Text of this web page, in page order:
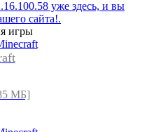
уже здесь, и вы
сайта!.
игры
МБ]